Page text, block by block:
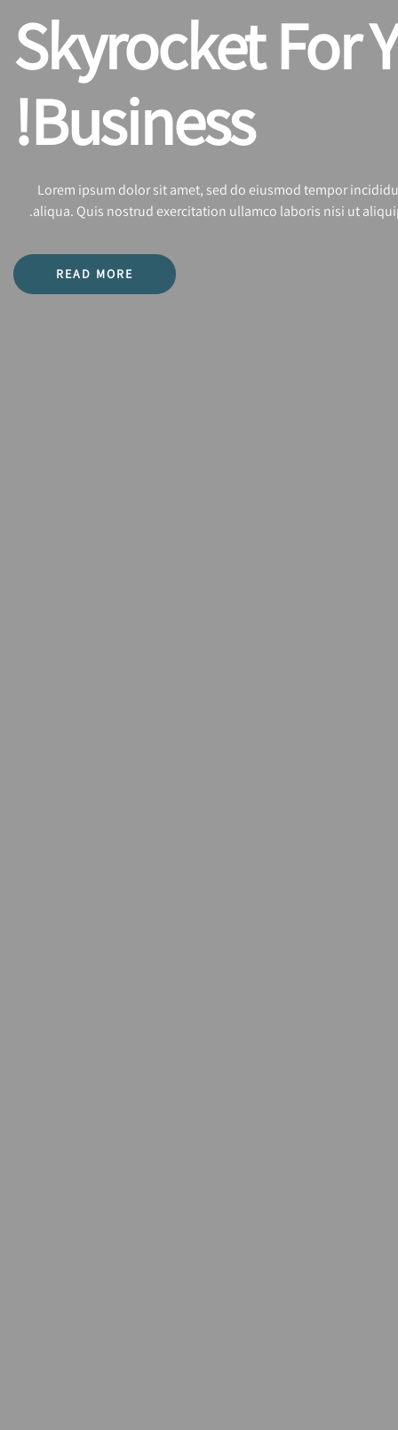
Skyrocket For
Business!
Lorem ipsum dolor sit amet, sed do eiusmod tempor
aliqua. Quis nostrud exercitation ullamco laboris nisi ut
READ MORE